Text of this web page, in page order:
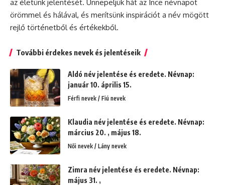
az életünk jelentését. Ünnepeljük hát az Ince névnapot
örömmel és hálával, és merítsünk inspirációt a név mögött
rejlő történetből és értékekből.
További érdekes nevek és jelentéseik
Aldó név jelentése és eredete. Névnap:
január 10. április 15.
Férfi nevek / Fiú nevek
Klaudia név jelentése és eredete. Névnap:
március 20. , május 18.
Női nevek / Lány nevek
Zimra név jelentése és eredete. Névnap:
május 31. ,